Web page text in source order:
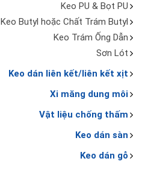
Keo PU & Bọt PU
Butyl hoặc Chất Trám Butyl
Keo Trám Ống Dẫn
Sơn Lót
Keo dán liên kết/liên kết xịt
Xi măng dung môi
Vật liệu chống thấm
Keo dán sàn
Keo dán gỗ